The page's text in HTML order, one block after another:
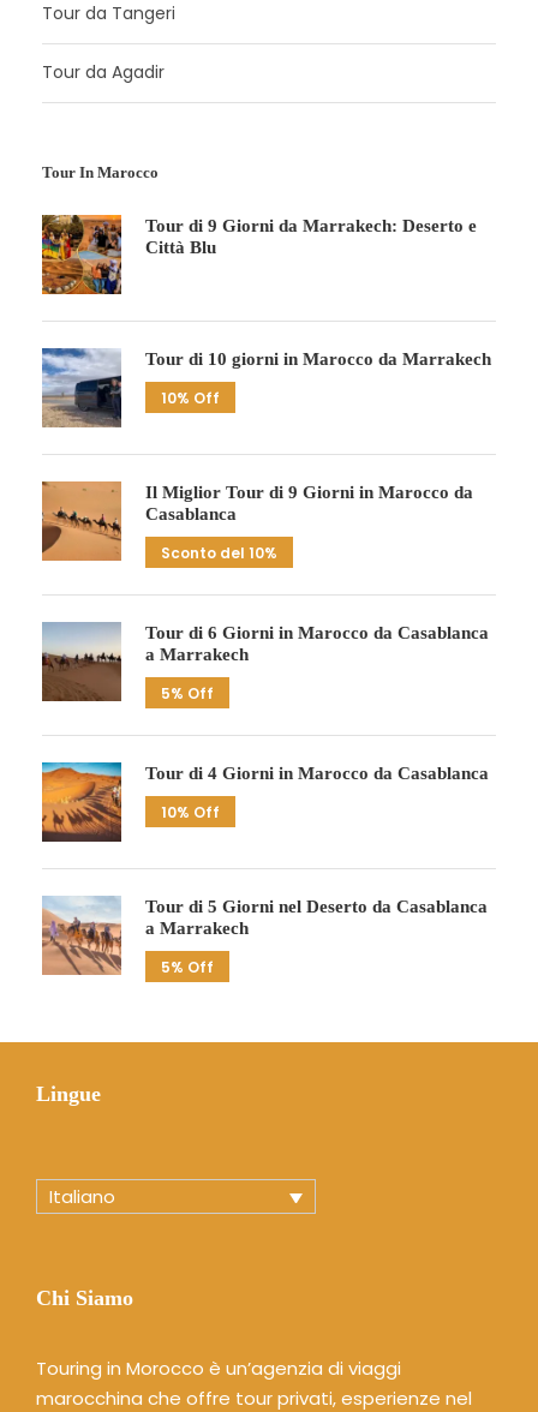
Tour da Tangeri
Tour da Agadir
Tour In Marocco
Tour di 9 Giorni da Marrakech: Deserto e
Città Blu
Tour di 10 giorni in Marocco da Marrakech
10% Off
Il Miglior Tour di 9 Giorni in Marocco da
Casablanca
Sconto del 10%
Tour di 6 Giorni in Marocco da Casablanca
a Marrakech
5% Off
Tour di 4 Giorni in Marocco da Casablanca
10% Off
Tour di 5 Giorni nel Deserto da Casablanca
a Marrakech
5% Off
Lingue
Italiano
Chi Siamo
Touring in Morocco è un’agenzia di viaggi
marocchina che offre tour privati, esperienze nel